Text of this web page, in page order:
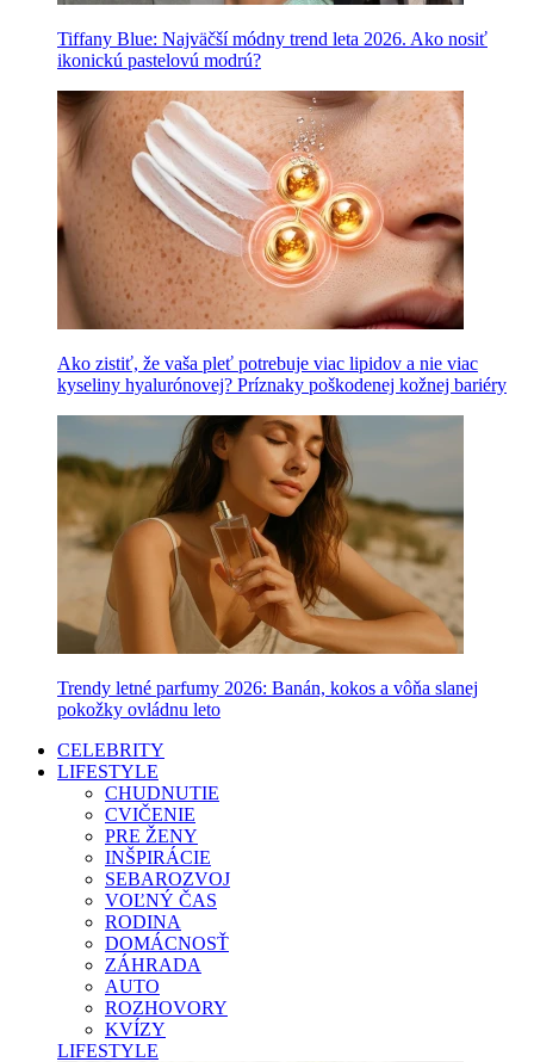
Tiffany Blue: Najväčší módny trend leta 2026. Ako nosiť
ikonickú pastelovú modrú?
Ako zistiť, že vaša pleť potrebuje viac lipidov a nie viac
kyseliny hyalurónovej? Príznaky poškodenej kožnej bariéry
Trendy letné parfumy 2026: Banán, kokos a vôňa slanej
pokožky ovládnu leto
CELEBRITY
LIFESTYLE
CHUDNUTIE
CVIČENIE
PRE ŽENY
INŠPIRÁCIE
SEBAROZVOJ
VOĽNÝ ČAS
RODINA
DOMÁCNOSŤ
ZÁHRADA
AUTO
ROZHOVORY
KVÍZY
LIFESTYLE